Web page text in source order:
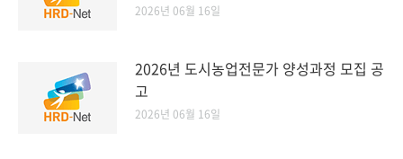
2026년 06월 16일
2026년 도시농업전문가 양성과정 모집 공
고
2026년 06월 16일